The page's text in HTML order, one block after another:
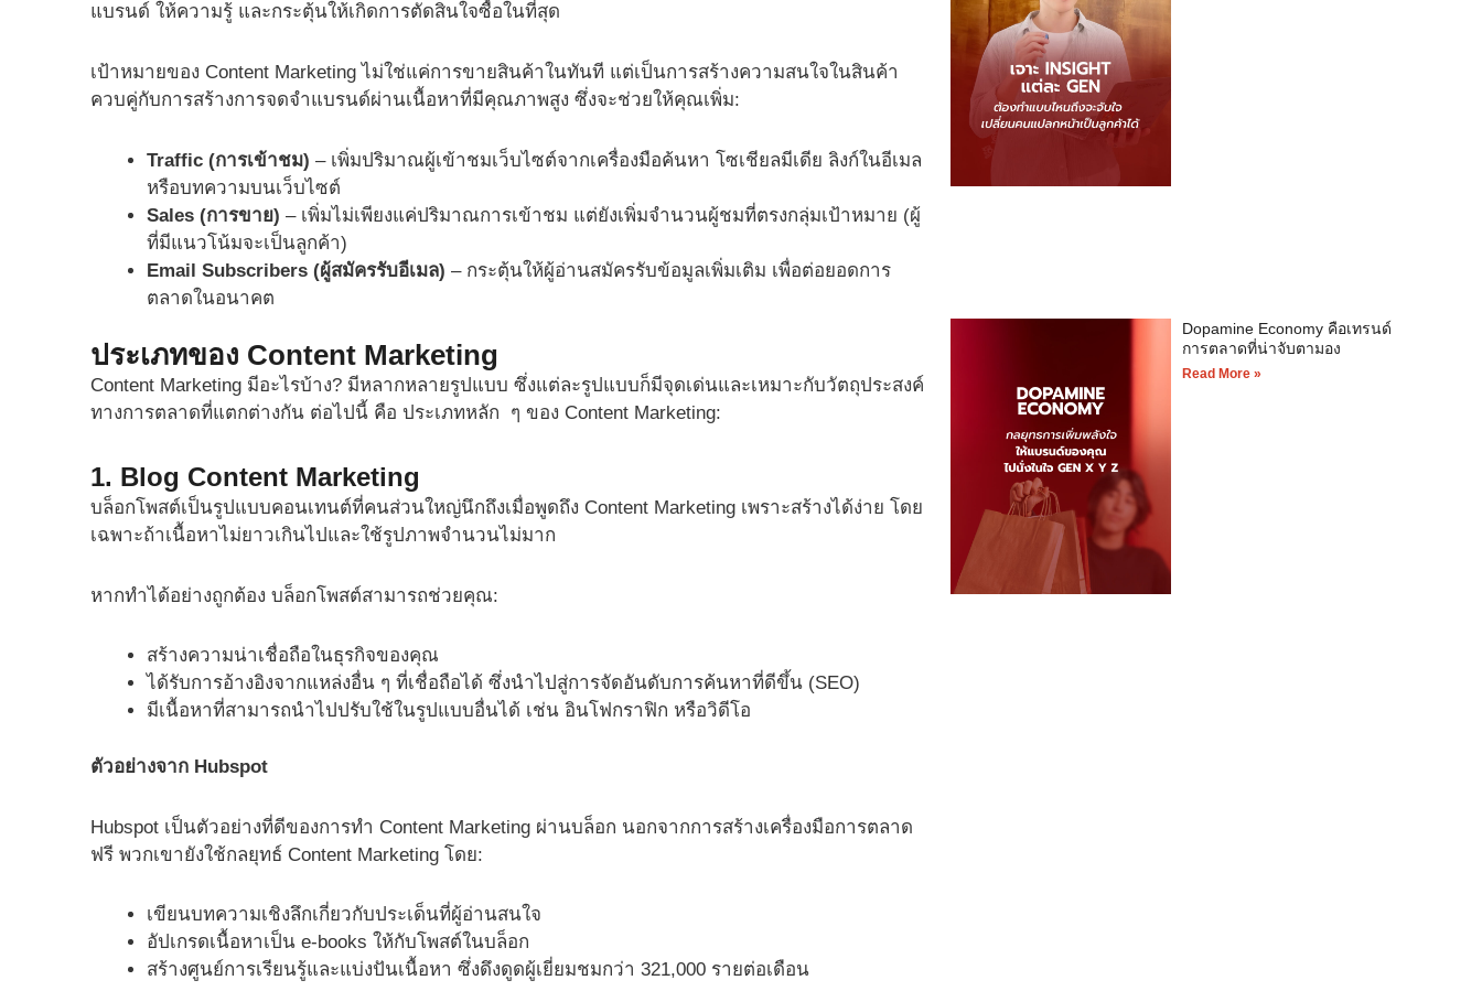
แบรนด์ ให้ความรู้ และกระตุ้นให้เกิดการตัดสินใจซื้อในที่สุด
เป้าหมายของ Content Marketing ไม่ใช่แค่การขายสินค้าในทันที แต่เป็นการสร้างความสนใจในสินค้า
ควบคู่กับการสร้างการจดจำแบรนด์ผ่านเนื้อหาที่มีคุณภาพสูง ซึ่งจะช่วยให้คุณเพิ่ม:
Traffic (การเข้าชม) – เพิ่มปริมาณผู้เข้าชมเว็บไซต์จากเครื่องมือค้นหา โซเชียลมีเดีย ลิงก์ในอีเมล
หรือบทความบนเว็บไซต์
Sales (การขาย) – เพิ่มไม่เพียงแค่ปริมาณการเข้าชม แต่ยังเพิ่มจำนวนผู้ชมที่ตรงกลุ่มเป้าหมาย (ผู้
ที่มีแนวโน้มจะเป็นลูกค้า)
Email Subscribers (ผู้สมัครรับอีเมล) – กระตุ้นให้ผู้อ่านสมัครรับข้อมูลเพิ่มเติม เพื่อต่อยอดการ
ตลาดในอนาคต
ประเภทของ Content Marketing
Content Marketing มีอะไรบ้าง? มีหลากหลายรูปแบบ ซึ่งแต่ละรูปแบบก็มีจุดเด่นและเหมาะกับวัตถุประสงค์
ทางการตลาดที่แตกต่างกัน ต่อไปนี้ คือ ประเภทหลัก ๆ ของ Content Marketing:
1. Blog Content Marketing
บล็อกโพสต์เป็นรูปแบบคอนเทนต์ที่คนส่วนใหญ่นึกถึงเมื่อพูดถึง Content Marketing เพราะสร้างได้ง่าย โดย
เฉพาะถ้าเนื้อหาไม่ยาวเกินไปและใช้รูปภาพจำนวนไม่มาก
หากทำได้อย่างถูกต้อง บล็อกโพสต์สามารถช่วยคุณ:
สร้างความน่าเชื่อถือในธุรกิจของคุณ
ได้รับการอ้างอิงจากแหล่งอื่น ๆ ที่เชื่อถือได้ ซึ่งนำไปสู่การจัดอันดับการค้นหาที่ดีขึ้น (SEO)
มีเนื้อหาที่สามารถนำไปปรับใช้ในรูปแบบอื่นได้ เช่น อินโฟกราฟิก หรือวิดีโอ
ตัวอย่างจาก Hubspot
Hubspot เป็นตัวอย่างที่ดีของการทำ Content Marketing ผ่านบล็อก นอกจากการสร้างเครื่องมือการตลาด
ฟรี พวกเขายังใช้กลยุทธ์ Content Marketing โดย:
เขียนบทความเชิงลึกเกี่ยวกับประเด็นที่ผู้อ่านสนใจ
อัปเกรดเนื้อหาเป็น e-books ให้กับโพสต์ในบล็อก
สร้างศูนย์การเรียนรู้และแบ่งปันเนื้อหา ซึ่งดึงดูดผู้เยี่ยมชมกว่า 321,000 รายต่อเดือน
Dopamine Economy คือเทรนด์
การตลาดที่น่าจับตามอง
Read More »